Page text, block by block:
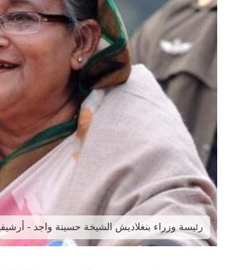
رئيسة وزراء بنغلاديش الشيخة حسينة واجد -